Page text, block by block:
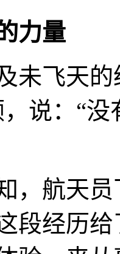
力量
飞天的
说：“
航天员
段经历